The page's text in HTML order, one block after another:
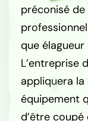
préconisé de
que élagueur
L’entreprise
appliquera
équipement
d’être